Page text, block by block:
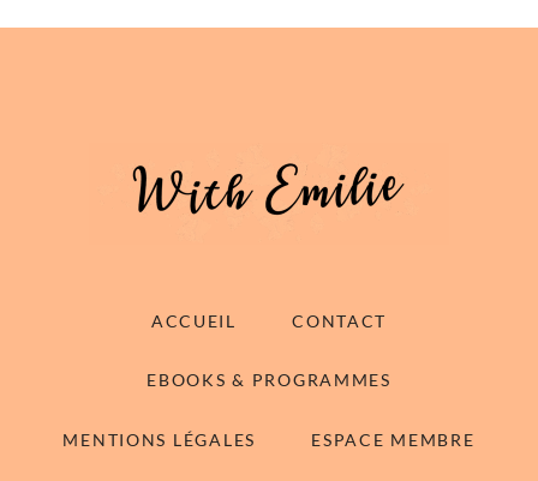
ACCUEIL CONTACT
EBOOKS & PROGRAMMES
MENTIONS LÉGALES ESPACE MEMBRE